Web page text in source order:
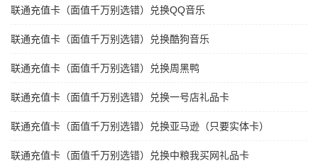
联通充值卡（面值千万别选错）兑换QQ音乐
联通充值卡（面值千万别选错）兑换酷狗音乐
联通充值卡（面值千万别选错）兑换周黑鸭
联通充值卡（面值千万别选错）兑换一号店礼品卡
联通充值卡（面值千万别选错）兑换亚马逊（只要实体卡）
联通充值卡（面值千万别选错）兑换中粮我买网礼品卡